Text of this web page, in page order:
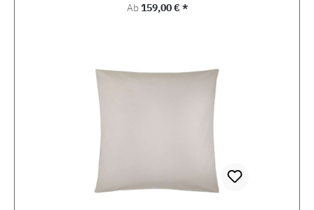
Regulärer Preis:
Ab159,00 € *